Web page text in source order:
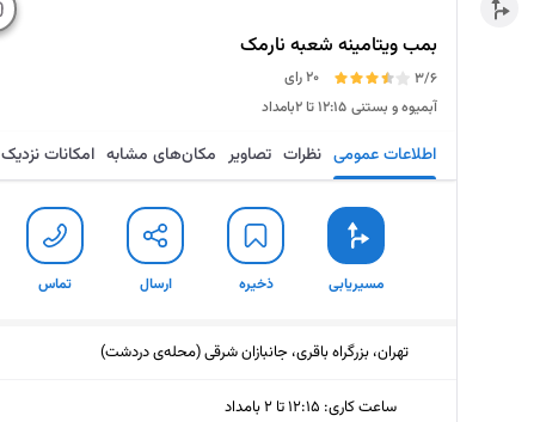
بمب ویتامینه شعبه نارمک
3/6
20 رای
آبمیوه و بستنی ۱۲:۱۵ تا ۲بامداد
اطلاعات عمومی نظرات تصاویر مکان‌های مشابه امکانات نزدیک
مسیریابی ذخیره ارسال تماس
تهران، بزرگراه باقری، جانبازان شرقی (محله‌ی دردشت)
ساعت کاری: ۱۲:۱۵ تا ۲ بامداد